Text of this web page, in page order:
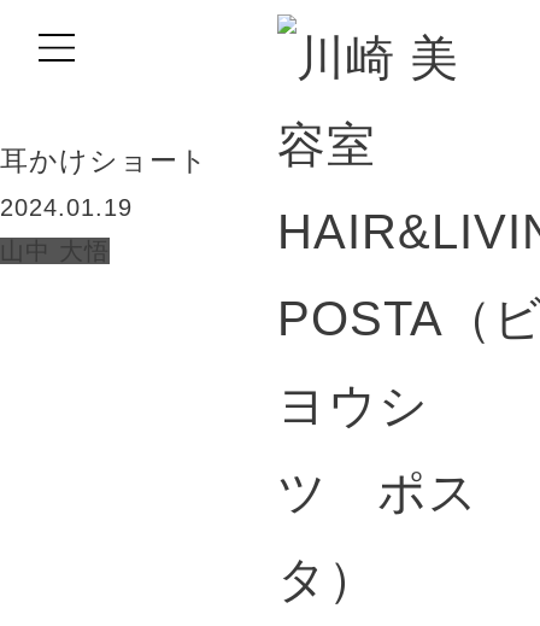
BLOG
耳かけショート
2024.01.19
山中 大悟